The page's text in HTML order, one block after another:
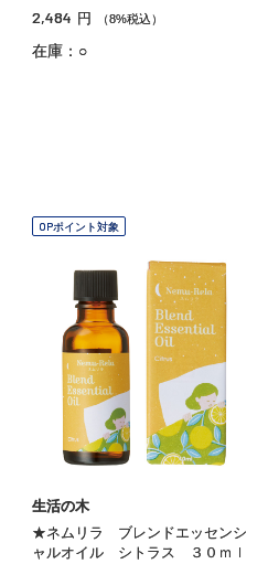
2,484 円 （8%税込）
在庫：○
OPポイント対象
生活の木
★ネムリラ ブレンドエッセンシ
ャルオイル シトラス ３０ｍｌ